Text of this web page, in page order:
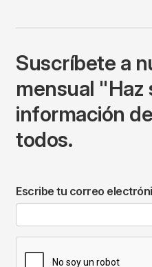
Suscríbete a
mensual "Haz
información
todos.
Escribe tu correo